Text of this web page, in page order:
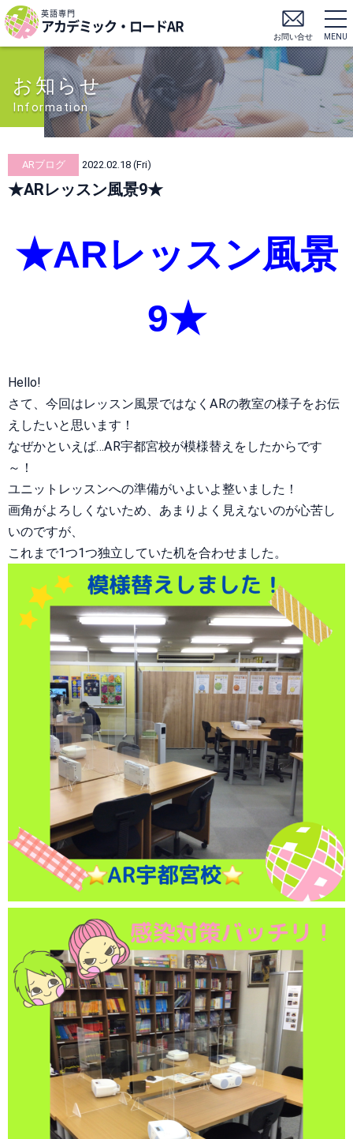
英語専門
アカデミック・ロードAR
お問い合せ MENU
お知らせ
Information
ARブログ 2022.02.18 (Fri)
★ARレッスン風景9★
★ARレッスン風景
9★
Hello!
さて、今回はレッスン風景ではなくARの教室の様子をお伝
えしたいと思います！
なぜかといえば…AR宇都宮校が模様替えをしたからです
～！
ユニットレッスンへの準備がいよいよ整いました！
画角がよろしくないため、あまりよく見えないのが心苦し
いのですが、
これまで1つ1つ独立していた机を合わせました。